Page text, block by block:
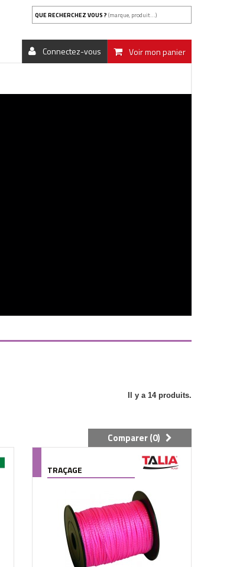
QUE RECHERCHEZ VOUS ? (marque, produit...)
Voir mon panier
Connectez-vous
Il y a 14 produits.
Comparer (0)
TRAÇAGE